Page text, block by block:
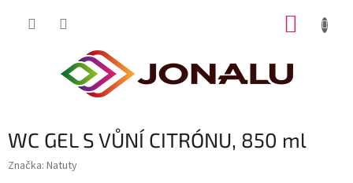
WC GEL S VŮNÍ CITRÓNU, 850 ml
Značka: Natuty